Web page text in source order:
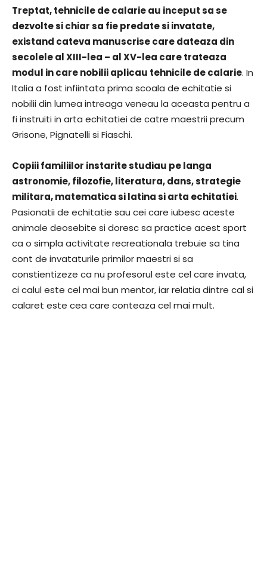
Treptat, tehnicile de calarie au inceput sa se
dezvolte si chiar sa fie predate si invatate,
existand cateva manuscrise care dateaza din
secolele al XIII-lea – al XV-lea care trateaza
modul in care nobilii aplicau tehnicile de calarie. In
Italia a fost infiintata prima scoala de echitatie si
nobilii din lumea intreaga veneau la aceasta pentru a
fi instruiti in arta echitatiei de catre maestrii precum
Grisone, Pignatelli si Fiaschi.
Copiii familiilor instarite studiau pe langa
astronomie, filozofie, literatura, dans, strategie
militara, matematica si latina si arta echitatiei.
Pasionatii de echitatie sau cei care iubesc aceste
animale deosebite si doresc sa practice acest sport
ca o simpla activitate recreationala trebuie sa tina
cont de invataturile primilor maestri si sa
constientizeze ca nu profesorul este cel care invata,
ci calul este cel mai bun mentor, iar relatia dintre cal si
calaret este cea care conteaza cel mai mult.